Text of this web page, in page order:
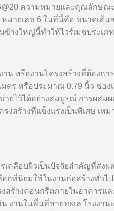
ความหมายและคุณลักษ
ายเลข 6 ในที่นี้คือ ขนาดเส้น
างใหญ่นี้ทำให้ไวร์เมชประเ
หรืองานโครงสร้างที่ต้องกา
ตร หรือประมาณ 0.79 นิ้ว ช่
ายไว้ได้อย่างสมบูรณ์ การผส
งสร้างที่แข็งแรงเป็นพิเศษ
เคลือบผิวเป็นปัจจัยสำคัญที่ส่
อกที่นิยมใช้ในงานก่อสร้างทั่ว
สร้างคอนกรีตภายในอาคาร
งานในพื้นที่ชายทะเล โรงงา